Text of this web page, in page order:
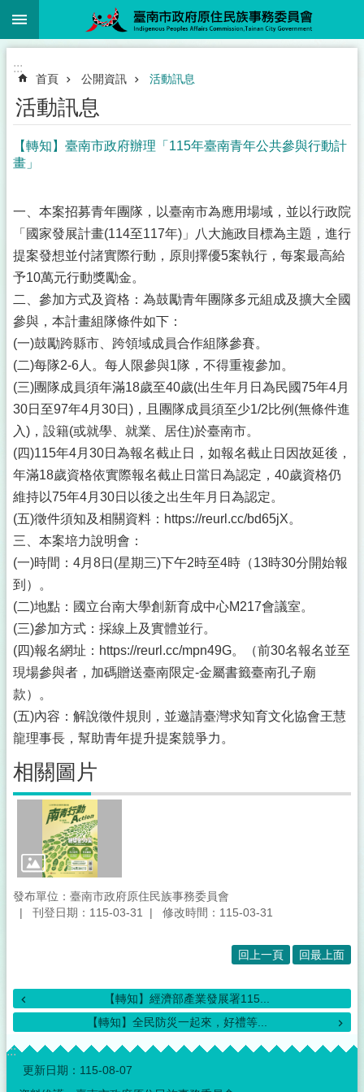
跳到主要內容區塊
:::
首頁 公開資訊 活動訊息
活動訊息
【轉知】臺南市政府辦理「115年臺南青年公共參與行動計
畫」
一、本案招募青年團隊，以臺南市為應用場域，並以行政院
「國家發展計畫(114至117年)」八大施政目標為主題，進行
提案發想並付諸實際行動，原則擇優5案執行，每案最高給
予10萬元行動獎勵金。
二、參加方式及資格：為鼓勵青年團隊多元組成及擴大全國
參與，本計畫組隊條件如下：
(一)鼓勵跨縣市、跨領域成員合作組隊參賽。
(二)每隊2-6人。每人限參與1隊，不得重複參加。
(三)團隊成員須年滿18歲至40歲(出生年月日為民國75年4月
30日至97年4月30日)，且團隊成員須至少1/2比例(無條件進
入)，設籍(或就學、就業、居住)於臺南市。
(四)115年4月30日為報名截止日，如報名截止日因故延後，
年滿18歲資格依實際報名截止日當日為認定，40歲資格仍
維持以75年4月30日以後之出生年月日為認定。
(五)徵件須知及相關資料：https://reurl.cc/bd65jX。
三、本案培力說明會：
(一)時間：4月8日(星期三)下午2時至4時（13時30分開始報
到）。
(二)地點：國立台南大學創新育成中心M217會議室。
(三)參加方式：採線上及實體並行。
(四)報名網址：https://reurl.cc/mpn49G。（前30名報名並至
現場參與者，加碼贈送臺南限定-金屬書籤臺南孔子廟
款）。
(五)內容：解說徵件規則，並邀請臺灣求知育文化協會王慧
龍理事長，幫助青年提升提案競爭力。
相關圖片
發布單位：臺南市政府原住民族事務委員會
刊登日期：115-03-31
修改時間：115-03-31
回上一頁 回最上面
【轉知】經濟部產業發展署115...
【轉知】全民防災一起來，好禮等...
:::
更新日期： 115-08-07